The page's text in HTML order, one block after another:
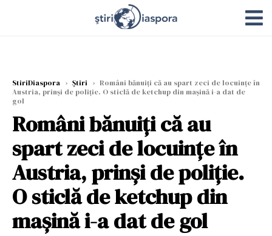
StiriDiaspora › Știri › Români bănuiți că au spart zeci de locuințe în
Austria, prinși de poliție. O sticlă de ketchup din mașină i-a dat de
gol
Români bănuiți că au
spart zeci de locuințe în
Austria, prinși de poliție.
O sticlă de ketchup din
mașină i-a dat de gol